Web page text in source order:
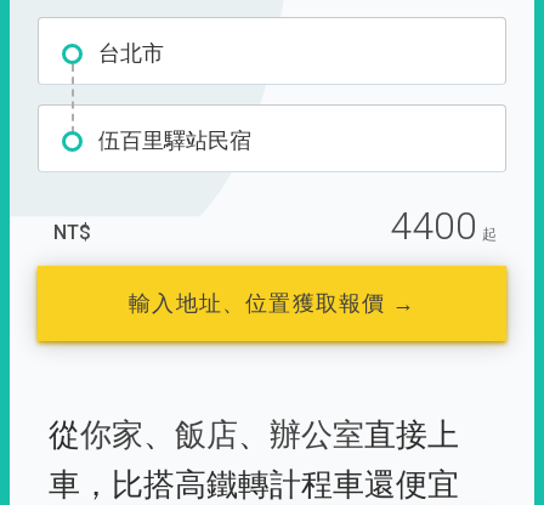
台北市
伍百里驛站民宿
NT$ 4400 起
輸入地址、位置獲取報價 →
從你家、 飯店、 辦公室直接上
車， 比搭高鐵轉計程車還便宜